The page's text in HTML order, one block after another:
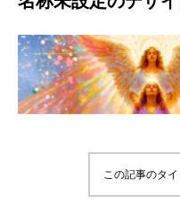
この記事のタ